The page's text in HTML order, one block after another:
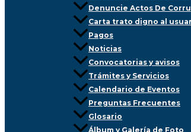
Denuncie Actos De
Carta trato digno al
Pagos
Noticias
Convocatorias y avisos
Trámites y Servicios
Calendario de Eventos
Preguntas Frecuentes
Glosario
Álbum y Galería de Foto